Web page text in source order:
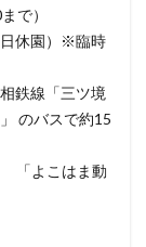
で）
休園）※臨時
鉄線「三ツ境
のバスで約15
「よこはま動